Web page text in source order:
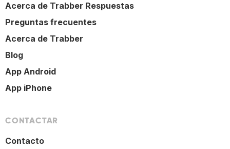
Acerca de Trabber Respuestas
Preguntas frecuentes
Acerca de Trabber
Blog
App Android
App iPhone
CONTACTAR
Contacto